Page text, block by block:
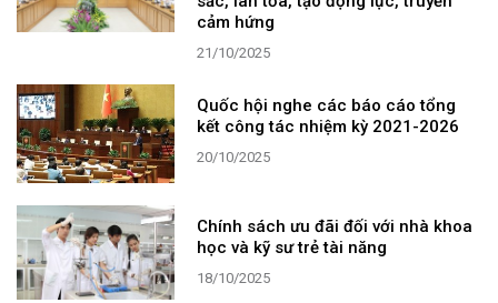
cảm hứng
21/10/2025
Quốc hội nghe các báo cáo tổng
kết công tác nhiệm kỳ 2021-2026
20/10/2025
Chính sách ưu đãi đối với nhà khoa
học và kỹ sư trẻ tài năng
18/10/2025